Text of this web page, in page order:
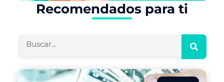
Recomendados para ti